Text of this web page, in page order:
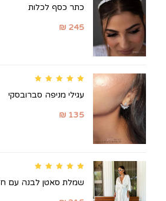
5
כתר כסף לכלות
₪ 245
עגילי מניפה סברובסקי
₪ 135
שמלת סאטן לבנה עם